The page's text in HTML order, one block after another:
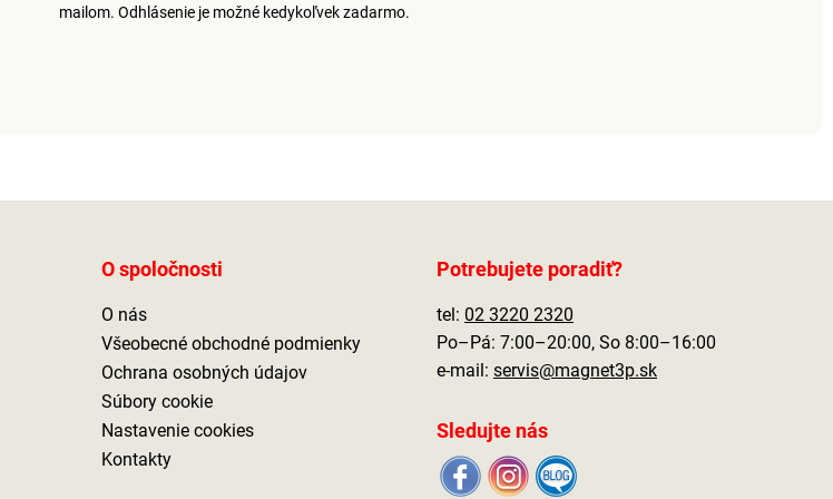
mailom. Odhlásenie je možné kedykoľvek zadarmo.
O spoločnosti
O nás
Všeobecné obchodné podmienky
Ochrana osobných údajov
Súbory cookie
Nastavenie cookies
Kontakty
Potrebujete poradiť?
tel: 02 3220 2320
Po–Pá: 7:00–20:00, So 8:00–16:00
e-mail: servis@magnet3p.sk
Sledujte nás